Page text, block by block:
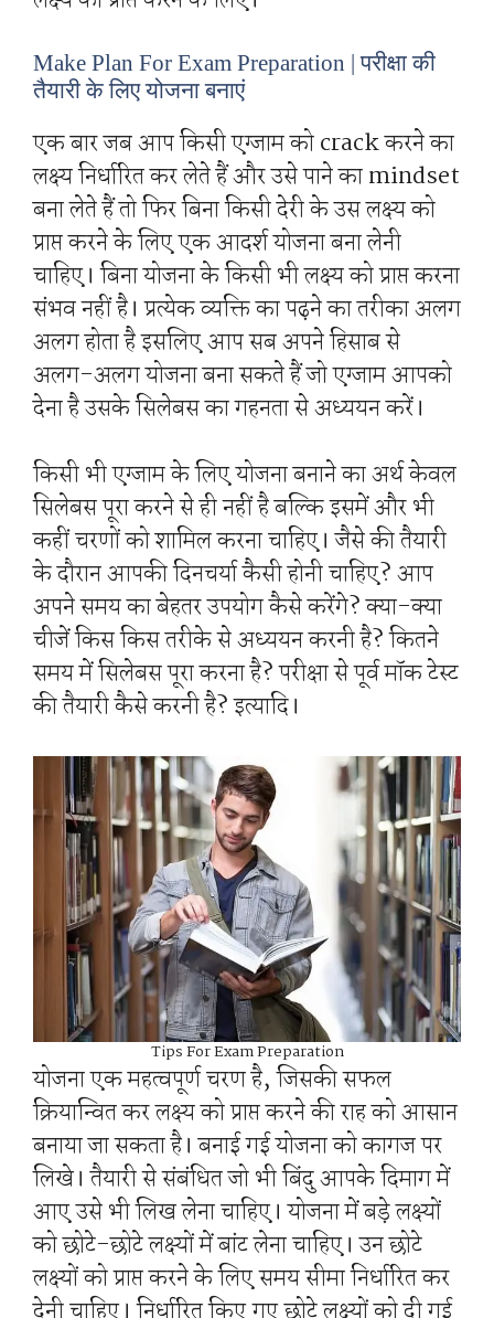
Make Plan For Exam Preparation | परीक्षा की
तैयारी के लिए योजना बनाएं
एक बार जब आप किसी एग्जाम को crack करने का
लक्ष्य निर्धारित कर लेते हैं और उसे पाने का mindset
बना लेते हैं तो फिर बिना किसी देरी के उस लक्ष्य को
प्राप्त करने के लिए एक आदर्श योजना बना लेनी
चाहिए। बिना योजना के किसी भी लक्ष्य को प्राप्त करना
संभव नहीं है। प्रत्येक व्यक्ति का पढ़ने का तरीका अलग
अलग होता है इसलिए आप सब अपने हिसाब से
अलग-अलग योजना बना सकते हैं जो एग्जाम आपको
देना है उसके सिलेबस का गहनता से अध्ययन करें।
किसी भी एग्जाम के लिए योजना बनाने का अर्थ केवल
सिलेबस पूरा करने से ही नहीं है बल्कि इसमें और भी
कहीं चरणों को शामिल करना चाहिए। जैसे की तैयारी
के दौरान आपकी दिनचर्या कैसी होनी चाहिए? आप
अपने समय का बेहतर उपयोग कैसे करेंगे? क्या-क्या
चीजें किस किस तरीके से अध्ययन करनी है? कितने
समय में सिलेबस पूरा करना है? परीक्षा से पूर्व मॉक टेस्ट
की तैयारी कैसे करनी है? इत्यादि।
Tips For Exam Preparation
योजना एक महत्वपूर्ण चरण है, जिसकी सफल
क्रियान्वित कर लक्ष्य को प्राप्त करने की राह को आसान
बनाया जा सकता है। बनाई गई योजना को कागज पर
लिखे। तैयारी से संबंधित जो भी बिंदु आपके दिमाग में
आए उसे भी लिख लेना चाहिए। योजना में बड़े लक्ष्यों
को छोटे-छोटे लक्ष्यों में बांट लेना चाहिए। उन छोटे
लक्ष्यों को प्राप्त करने के लिए समय सीमा निर्धारित कर